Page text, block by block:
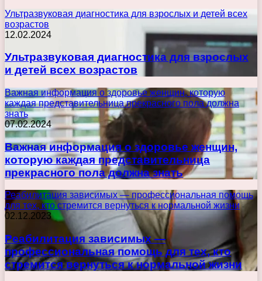
Ультразвуковая диагностика для взрослых и детей всех
возрастов
12.02.2024
Ультразвуковая диагностика для взрослых
и детей всех возрастов
Важная информация о здоровье женщин, которую
каждая представительница прекрасного пола должна
знать
07.02.2024
Важная информация о здоровье женщин,
которую каждая представительница
прекрасного пола должна знать
Реабилитация зависимых — профессиональная помощь
для тех, кто стремится вернуться к нормальной жизни
02.12.2023
Реабилитация зависимых —
профессиональная помощь для тех, кто
стремится вернуться к нормальной жизни